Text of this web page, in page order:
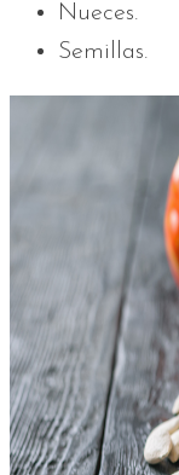
Nueces.
Semillas.